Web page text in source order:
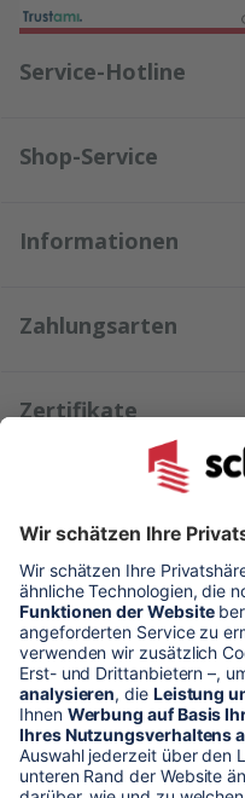
Service-Hotline
Shop-Service
Informationen
Zahlungsarten
Zertifikate
Kundenmeinungen
* Alle Preise verstehen sich